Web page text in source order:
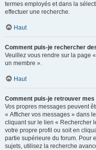
termes employés et dans la
effectuer une recherche.
Haut
Comment puis-je rechercher
Veuillez vous rendre sur la page
un membre ».
Haut
Comment puis-je retrouver
Vos propres messages peuvent
« Afficher vos messages » dans
cliquant sur le lien « Rechercher
votre propre profil ou soit en
partie supérieure du forum. Pour
sujets, utilisez la recherche